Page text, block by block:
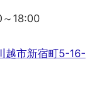
18:00
越市新宿町5-16-